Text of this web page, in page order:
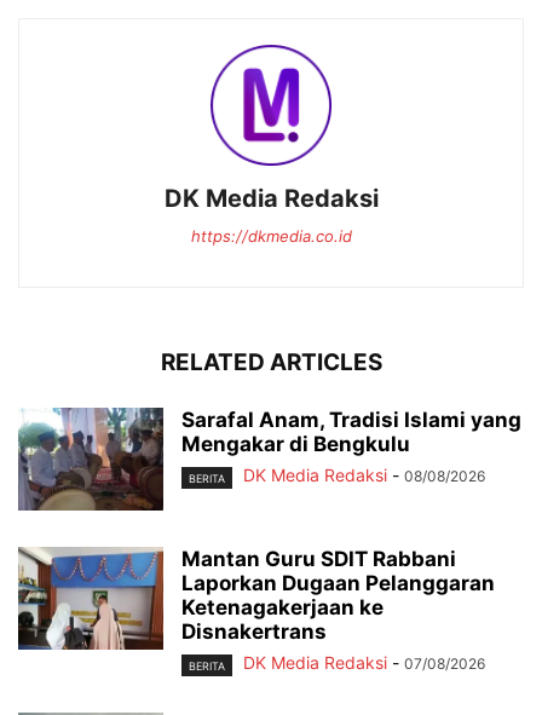
DK Media Redaksi
https://dkmedia.co.id
RELATED ARTICLES
Sarafal Anam, Tradisi Islami yang
Mengakar di Bengkulu
BERITA DK Media Redaksi - 08/08/2026
Mantan Guru SDIT Rabbani
Laporkan Dugaan Pelanggaran
Ketenagakerjaan ke
Disnakertrans
BERITA DK Media Redaksi - 07/08/2026